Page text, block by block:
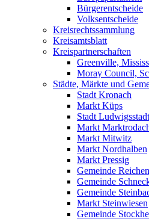
Bürgerentscheide
Volksentscheide
Kreisrechtssammlung
Kreisamtsblatt
Kreispartnerschaften
Greenville,
Moray Council,
Städte, Märkte und
Stadt Kronach
Markt Küps
Stadt Ludwigsstadt
Markt
Markt Mitwitz
Markt Nordhalben
Markt Pressig
Gemeinde
Gemeinde
Gemeinde
Markt Steinwiesen
Gemeinde